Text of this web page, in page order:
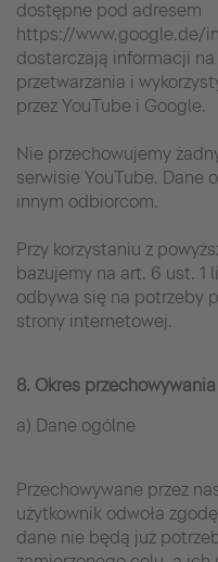
dostępne pod adresem
https://www.google.de/
dostarczają informacji
przetwarzania i
przez YouTube i Google.
Nie przechowujemy
serwisie YouTube. Dane
innym odbiorcom.
Przy korzystaniu z
bazujemy na art. 6 ust. 1
odbywa się na potrzeby
strony internetowej.
8. Okres przechowywania
a) Dane ogólne
Przechowywane przez
użytkownik odwoła
dane nie będą już